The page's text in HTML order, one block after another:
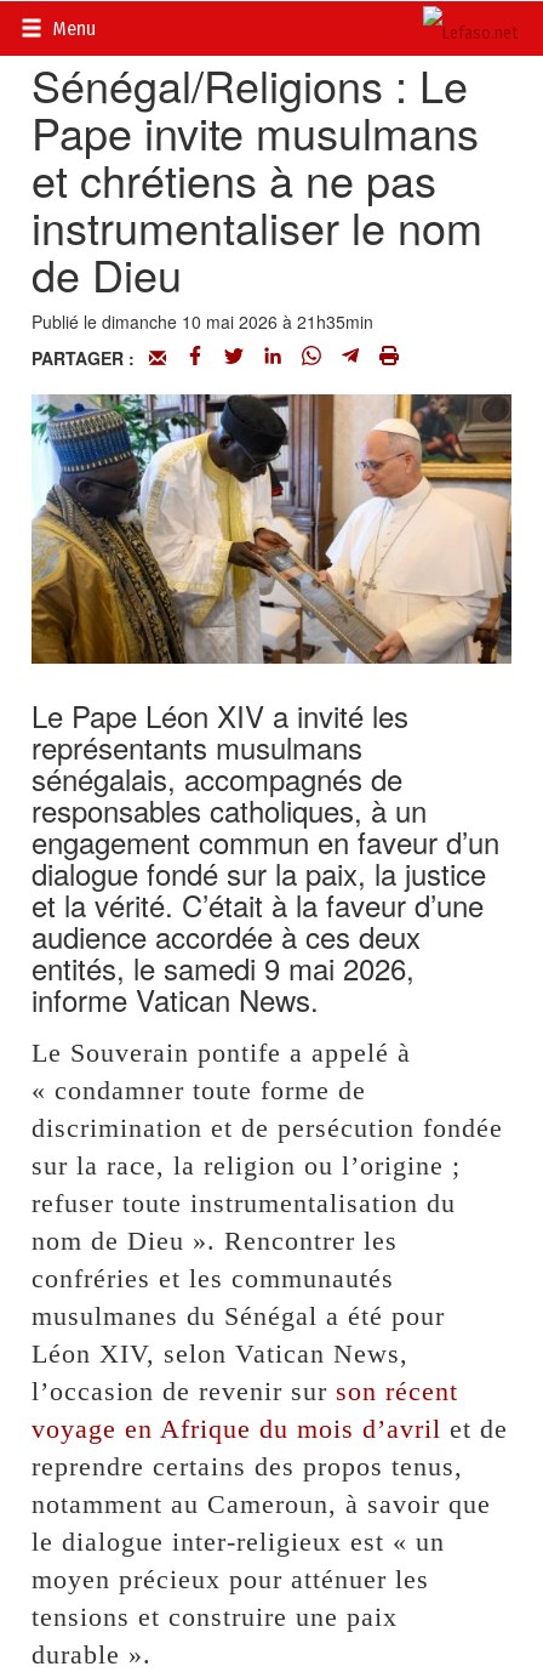
Menu
Accueil>
Sénégal/Religions : Le
Pape invite musulmans
et chrétiens à ne pas
instrumentaliser le nom
de Dieu
Publié le dimanche 10 mai 2026 à 21h35min
PARTAGER :
Le Pape Léon XIV a invité les
représentants musulmans
sénégalais, accompagnés de
responsables catholiques, à un
engagement commun en faveur d’un
dialogue fondé sur la paix, la justice
et la vérité. C’était à la faveur d’une
audience accordée à ces deux
entités, le samedi 9 mai 2026,
informe Vatican News.
Le Souverain pontife a appelé à
« condamner toute forme de
discrimination et de persécution fondée
sur la race, la religion ou l’origine ;
refuser toute instrumentalisation du
nom de Dieu ». Rencontrer les
confréries et les communautés
musulmanes du Sénégal a été pour
Léon XIV, selon Vatican News,
l’occasion de revenir sur son récent
voyage en Afrique du mois d’avril et de
reprendre certains des propos tenus,
notamment au Cameroun, à savoir que
le dialogue inter-religieux est « un
moyen précieux pour atténuer les
tensions et construire une paix
durable ».